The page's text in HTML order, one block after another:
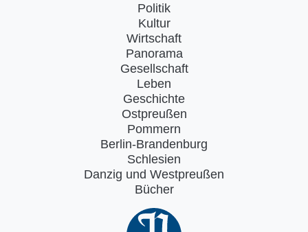
Politik
Kultur
Wirtschaft
Panorama
Gesellschaft
Leben
Geschichte
Ostpreußen
Pommern
Berlin-Brandenburg
Schlesien
Danzig und Westpreußen
Bücher